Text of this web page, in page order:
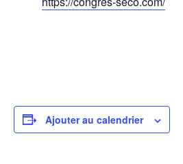
Ajouter au calendrier